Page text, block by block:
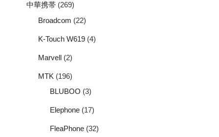
中華携帯 (269)
Broadcom (22)
K-Touch W619 (4)
Marvell (2)
MTK (196)
BLUBOO (3)
Elephone (17)
FleaPhone (32)